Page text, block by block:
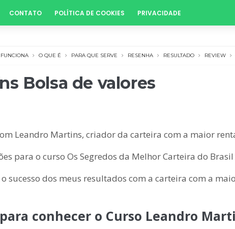
CONTATO POLÍTICA DE COOKIES PRIVACIDADE
FUNCIONA O QUE É PARA QUE SERVE RESENHA RESULTADO REVIEW
Bolsa de valores
Leandro Martins, criador da carteira com a maior
para o curso Os Segredos da Melhor Carteira do
sucesso dos meus resultados com a carteira com a
conhecer o Curso Leandro